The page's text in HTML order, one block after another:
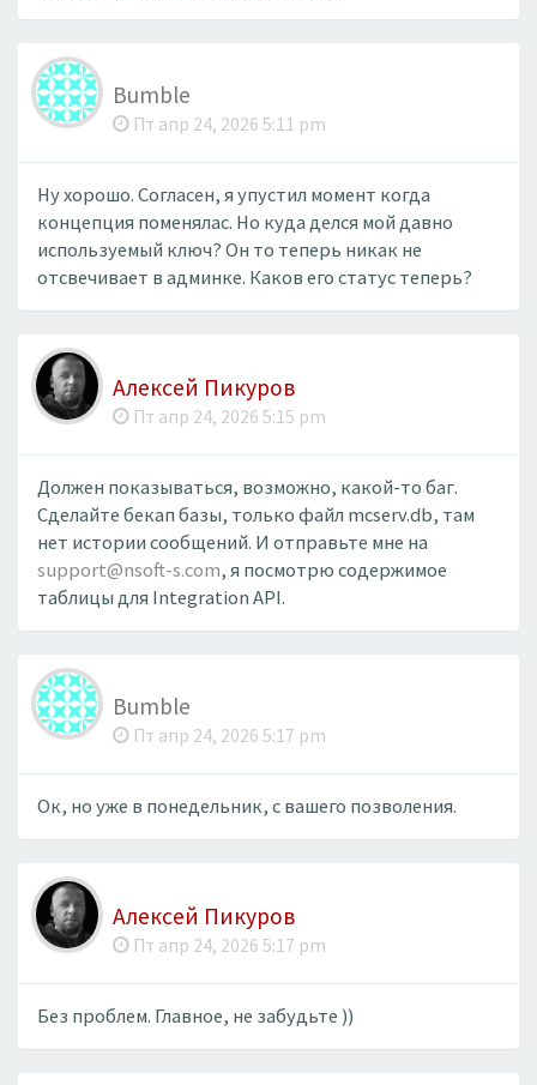
Bumble
Пт апр 24, 2026 5:11 pm
Ну хорошо. Согласен, я упустил момент когда
концепция поменялас. Но куда делся мой давно
используемый ключ? Он то теперь никак не
отсвечивает в админке. Каков его статус теперь?
Алексей Пикуров
Пт апр 24, 2026 5:15 pm
Должен показываться, возможно, какой-то баг.
Сделайте бекап базы, только файл mcserv.db, там
нет истории сообщений. И отправьте мне на
support@nsoft-s.com, я посмотрю содержимое
таблицы для Integration API.
Bumble
Пт апр 24, 2026 5:17 pm
Ок, но уже в понедельник, с вашего позволения.
Алексей Пикуров
Пт апр 24, 2026 5:17 pm
Без проблем. Главное, не забудьте ))